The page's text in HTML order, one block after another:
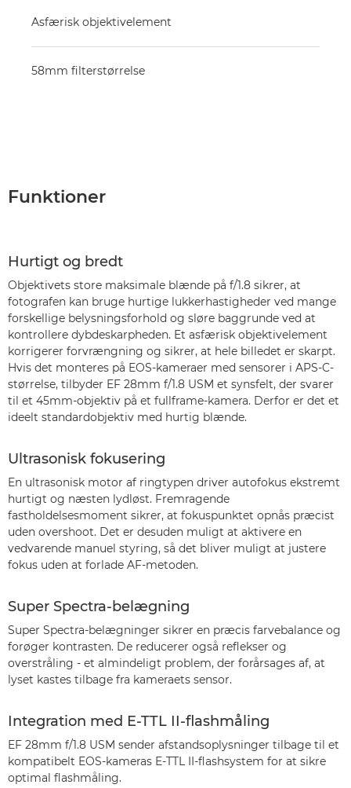
Asfærisk objektivelement
58mm filterstørrelse
Funktioner
Hurtigt og bredt
Objektivets store maksimale blænde på f/1.8 sikrer, at
fotografen kan bruge hurtige lukkerhastigheder ved mange
forskellige belysningsforhold og sløre baggrunde ved at
kontrollere dybdeskarpheden. Et asfærisk objektivelement
korrigerer forvrængning og sikrer, at hele billedet er skarpt.
Hvis det monteres på EOS-kameraer med sensorer i APS-C-
størrelse, tilbyder EF 28mm f/1.8 USM et synsfelt, der svarer
til et 45mm-objektiv på et fullframe-kamera. Derfor er det et
ideelt standardobjektiv med hurtig blænde.
Ultrasonisk fokusering
En ultrasonisk motor af ringtypen driver autofokus ekstremt
hurtigt og næsten lydløst. Fremragende
fastholdelsesmoment sikrer, at fokuspunktet opnås præcist
uden overshoot. Det er desuden muligt at aktivere en
vedvarende manuel styring, så det bliver muligt at justere
fokus uden at forlade AF-metoden.
Super Spectra-belægning
Super Spectra-belægninger sikrer en præcis farvebalance og
forøger kontrasten. De reducerer også reflekser og
overstråling - et almindeligt problem, der forårsages af, at
lyset kastes tilbage fra kameraets sensor.
Integration med E-TTL II-flashmåling
EF 28mm f/1.8 USM sender afstandsoplysninger tilbage til et
kompatibelt EOS-kameras E-TTL II-flashsystem for at sikre
optimal flashmåling.